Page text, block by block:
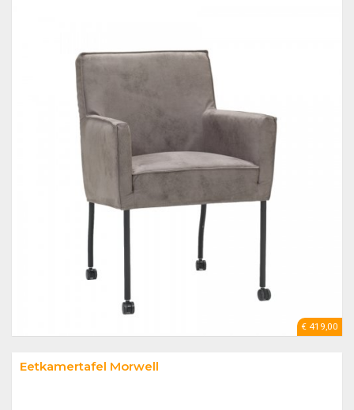
€ 419,00
Eetkamertafel Morwell